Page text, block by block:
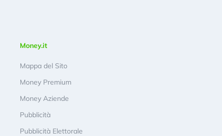
Money.it
Mappa del Sito
Money Premium
Money Aziende
Pubblicità
Pubblicità Elettorale